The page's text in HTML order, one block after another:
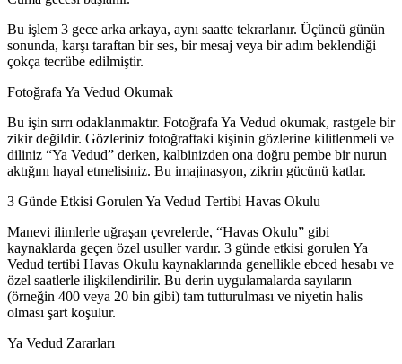
Bu işlem 3 gece arka arkaya, aynı saatte tekrarlanır. Üçüncü günün
sonunda, karşı taraftan bir ses, bir mesaj veya bir adım beklendiği
çokça tecrübe edilmiştir.
Fotoğrafa Ya Vedud Okumak
Bu işin sırrı odaklanmaktır. Fotoğrafa Ya Vedud okumak, rastgele bir
zikir değildir. Gözleriniz fotoğraftaki kişinin gözlerine kilitlenmeli ve
diliniz “Ya Vedud” derken, kalbinizden ona doğru pembe bir nurun
aktığını hayal etmelisiniz. Bu imajinasyon, zikrin gücünü katlar.
3 Günde Etkisi Gorulen Ya Vedud Tertibi Havas Okulu
Manevi ilimlerle uğraşan çevrelerde, “Havas Okulu” gibi
kaynaklarda geçen özel usuller vardır. 3 günde etkisi gorulen Ya
Vedud tertibi Havas Okulu kaynaklarında genellikle ebced hesabı ve
özel saatlerle ilişkilendirilir. Bu derin uygulamalarda sayıların
(örneğin 400 veya 20 bin gibi) tam tutturulması ve niyetin halis
olması şart koşulur.
Ya Vedud Zararları